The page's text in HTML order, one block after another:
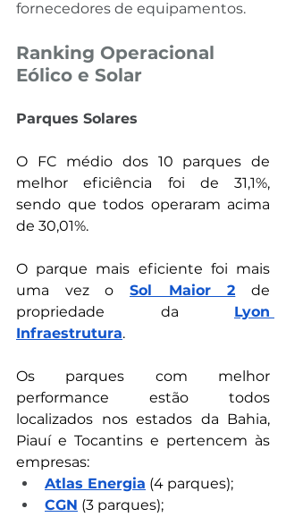
fornecedores de equipamentos.
Ranking Operacional
Eólico e Solar
Parques Solares
O FC médio dos 10 parques de
melhor eficiência foi de 31,1%,
sendo que todos operaram acima
de 30,01%.
O parque mais eficiente foi mais
uma vez o Sol Maior 2 de
propriedade da Lyon
Infraestrutura.
Os parques com melhor
performance estão todos
localizados nos estados da Bahia,
Piauí e Tocantins e pertencem às
empresas:
Atlas Energia (4 parques);
CGN (3 parques);